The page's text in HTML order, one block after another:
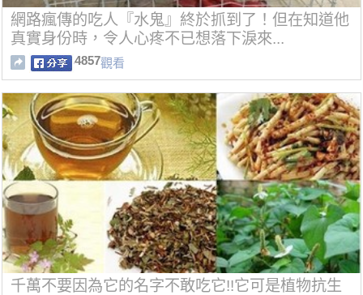
網路瘋傳的吃人『水鬼』終於抓到了！但在知道他
真實身份時，令人心疼不已想落下淚來...
4857觀看
千萬不要因為它的名字不敢吃它!!它可是植物抗生